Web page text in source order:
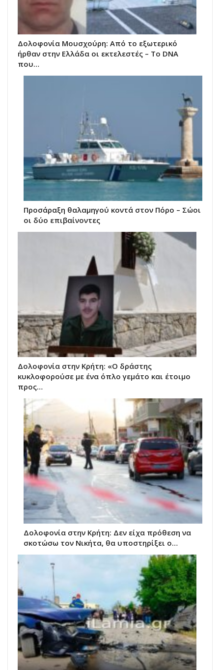
Δολοφονία Μουσχούρη: Από το εξωτερικό
ήρθαν στην Ελλάδα οι εκτελεστές – Το DNA
που…
Προσάραξη θαλαμηγού κοντά στον Πόρο – Σώοι
οι δύο επιβαίνοντες
Δολοφονία στην Κρήτη: «Ο δράστης
κυκλοφορούσε με ένα όπλο γεμάτο και έτοιμο
προς…
Δολοφονία στην Κρήτη: Δεν είχα πρόθεση να
σκοτώσω τον Νικήτα, θα υποστηρίξει ο…